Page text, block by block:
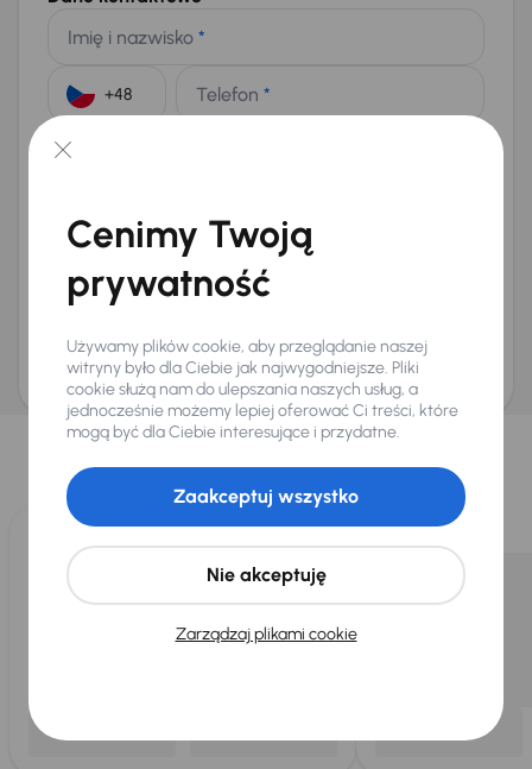
Imię i nazwisko *
Telefon *
E-mail
Na numer telefonu (opcjonalnie)
Wyślij zapytanie
ani zagwarantowaną dostępnością pojazdu. AURES Holdings a.s., z siedzibą
Dopraváků 874/15, Čimice, 184 00 Praga 8, będzie przechowywać i przetwarzać
Twoje dane osobowe zgodnie z zasadami ochrony i przetwarzaniadanych
osobowych
Wybraliśmy dla Ciebie
Wybieramy dla Ciebienajlepsze pojazdyz naszej oferty. Kupimy
dla Ciebiedo 400 pojazdówkażdego dnia.
Cenimy Twoją
prywatność
Używamy plików cookie, aby przeglądanie naszej
witryny było dla Ciebie jak najwygodniejsze. Pliki
cookie służą nam do ulepszania naszych usług, a
jednocześnie możemy lepiej oferować Ci treści, które
mogą być dla Ciebie interesujące i przydatne.
Zarządzaj plikami cookie
Nie akceptuję
Zaakceptuj wszystko